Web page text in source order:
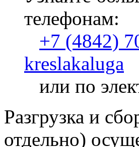
телефонам:
+7 (4842)
kreslakaluga
или по
Разгрузка и
отдельно)